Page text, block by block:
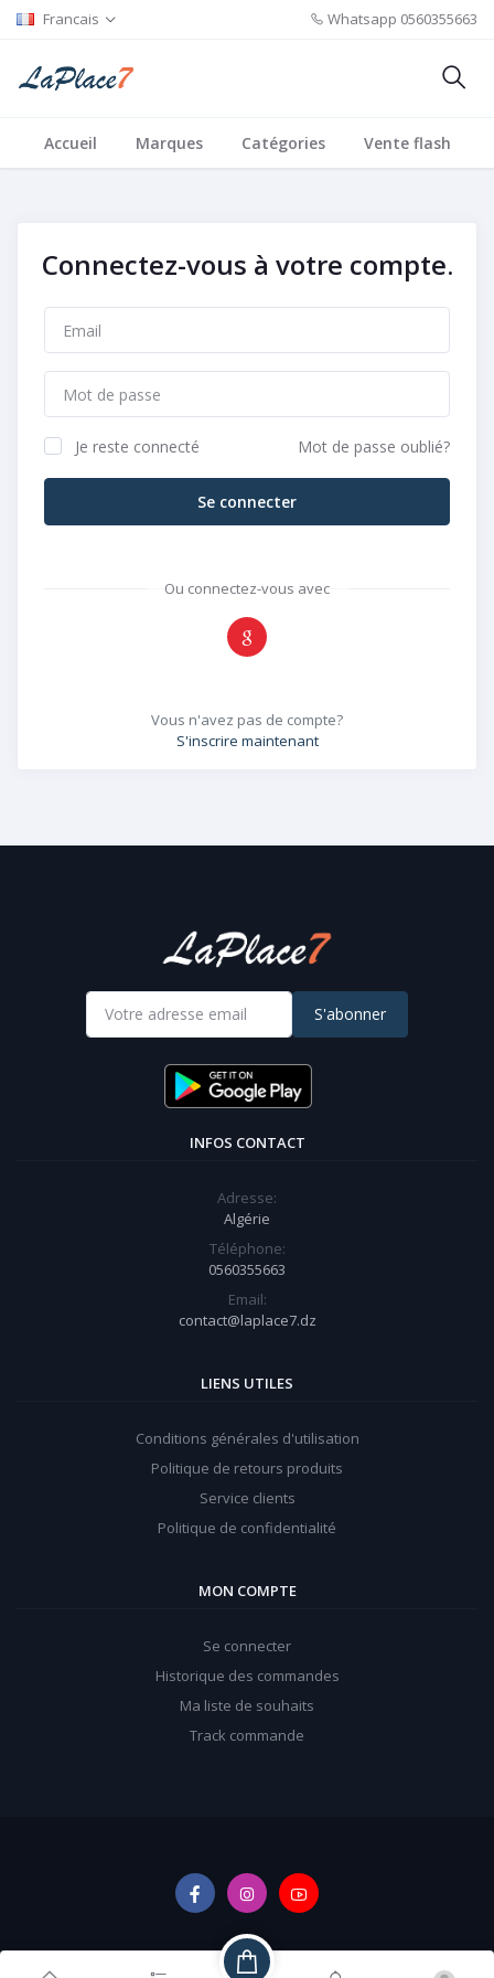
Francais Whatsapp 0560355663
Accueil Marques Catégories Vente flash
Connectez-vous à votre compte.
Je reste connecté Mot de passe oublié?
Se connecter
Ou connectez-vous avec
Vous n'avez pas de compte?
S'inscrire maintenant
S'abonner
INFOS CONTACT
Adresse:
Algérie
Téléphone:
0560355663
Email:
contact@laplace7.dz
LIENS UTILES
Conditions générales d'utilisation
Politique de retours produits
Service clients
Politique de confidentialité
MON COMPTE
Se connecter
Historique des commandes
Ma liste de souhaits
Track commande